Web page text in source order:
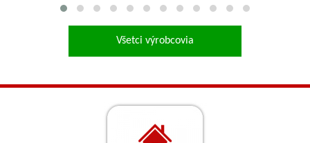
Všetci výrobcovia